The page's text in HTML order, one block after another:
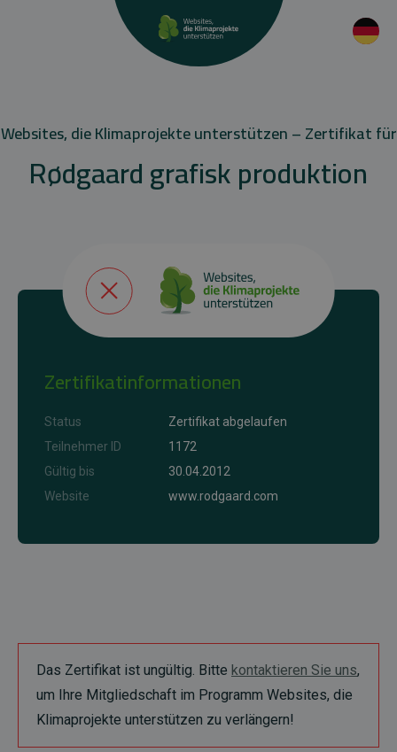
Websites, die Klimaprojekte unterstützen – Zertifikat für
Rødgaard grafisk produktion
Zertifikatinformationen
Status
Zertifikat abgelaufen
Teilnehmer ID
1172
Gültig bis
30.04.2012
Website
www.rodgaard.com
Das Zertifikat ist ungültig. Bitte kontaktieren Sie uns,
um Ihre Mitgliedschaft im Programm Websites, die
Klimaprojekte unterstützen zu verlängern!